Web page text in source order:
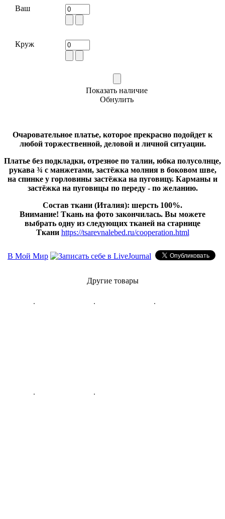
Ваш
Круж
Показать наличие
Обнулить
Очаровательное платье, которое прекрасно подойдет к
любой торжественной, деловой и личной ситуации.
Платье без подкладки, отрезное по талии, юбка полусолнце,
рукава ¾ с манжетами, застёжка молния в боковом шве,
на спинке у горловины застёжка на пуговицу. Карманы и
застёжка на пуговицы по переду - по желанию.
Состав ткани (Италия): шерсть 100%.
Внимание! Ткань на фото закончилась. Вы можете
выбрать одну из следующих тканей на старнице
Ткани https://tsarevnalebed.ru/cooperation.html
В Мой Мир
Другие товары